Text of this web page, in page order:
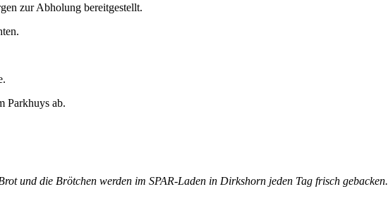
zur Abholung bereitgestellt.
Parkhuys ab.
und die Brötchen werden im SPAR-Laden in Dirkshorn jeden Tag frisch gebacken.